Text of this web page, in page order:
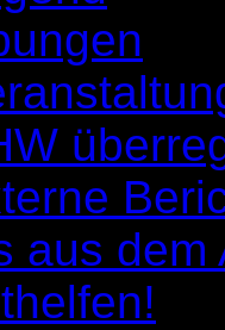
aus dem